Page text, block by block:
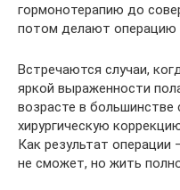
гормонотерапию до
потом делают операцию
Встречаются случаи,
яркой выраженности
возрасте в большинстве
хирургическую
Как результат операции
не сможет, но жить